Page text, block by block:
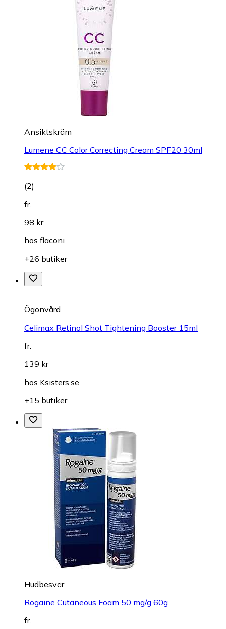
Ansiktskräm
Lumene CC Color Correcting Cream SPF20 30ml
(2)
fr.
98 kr
hos flaconi
+26 butiker
Ögonvård
Celimax Retinol Shot Tightening Booster 15ml
Ksisters.se
+15 butiker